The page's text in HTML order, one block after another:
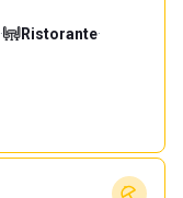
· Ristorante·